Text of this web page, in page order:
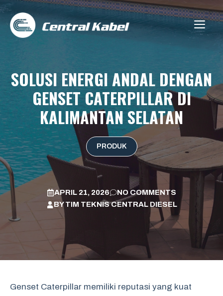
Skip
content
SOLUSI ENERGI ANDAL DENGAN
GENSET CATERPILLAR DI
KALIMANTAN SELATAN
PRODUK
APRIL 21, 2026
NO COMMENTS
BYTIM TEKNIS CENTRAL DIESEL
Genset Caterpillar memiliki reputasi yang kuat